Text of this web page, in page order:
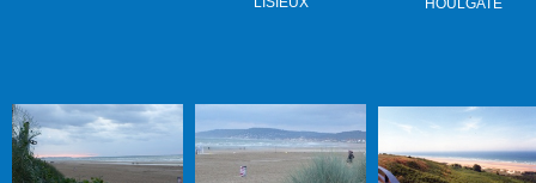
HOULGATE